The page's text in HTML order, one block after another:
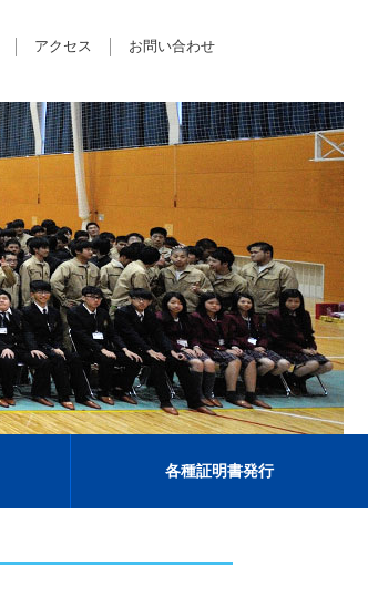
アクセス お問い合わせ
各種証明書発行